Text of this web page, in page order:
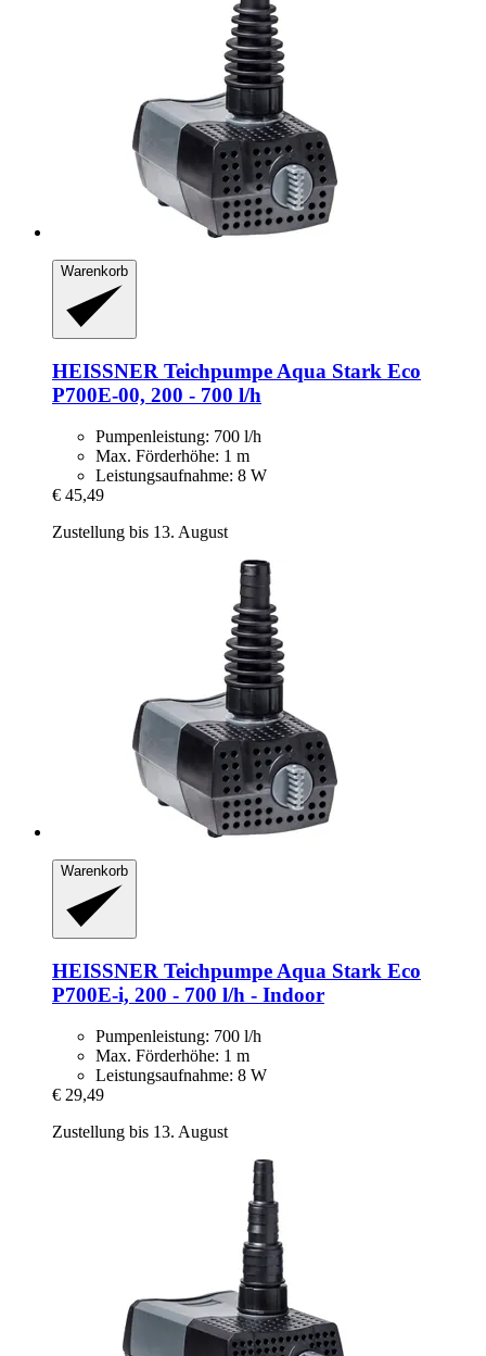
Warenkorb
HEISSNER Teichpumpe Aqua Stark Eco
P700E-​00, 200 -​ 700 l/h
Pumpenleistung: 700 l/h
Max. Förderhöhe: 1 m
Leistungsaufnahme: 8 W
€ 45,49
Zustellung bis 13. August
Warenkorb
HEISSNER Teichpumpe Aqua Stark Eco
P700E-​i, 200 -​ 700 l/h -​ Indoor
Pumpenleistung: 700 l/h
Max. Förderhöhe: 1 m
Leistungsaufnahme: 8 W
€ 29,49
Zustellung bis 13. August